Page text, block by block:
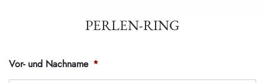
Vor- und Nachname *
PERLEN-RING